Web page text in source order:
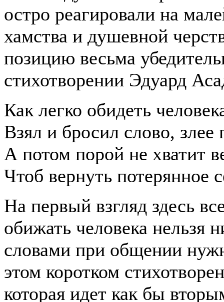
остро реагировали на
хамства и душевной
позицию весьма
стихотворении Эдуард
Как легко обидеть
Взял и бросил слово,
А потом порой не хватит
Чтоб вернуть потерянное
На первый взгляд здесь
обижать человека нельзя
словами при общении
этом коротком
которая идет как бы